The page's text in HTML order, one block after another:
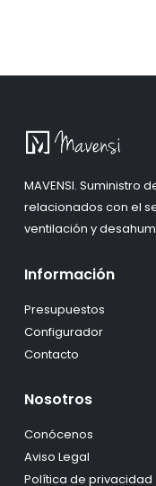
MAVENSI. Suministro
relacionados con el
ventilación y
Información
Presupuestos
Configurador
Contacto
Nosotros
Conócenos
Aviso Legal
Política de privacidad